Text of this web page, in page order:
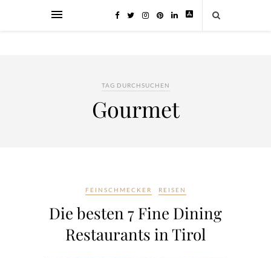
TAG DURCHSUCHEN
Gourmet
FEINSCHMECKER REISEN
Die besten 7 Fine Dining
Restaurants in Tirol